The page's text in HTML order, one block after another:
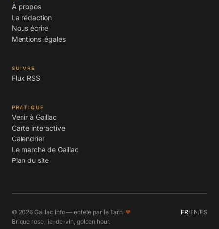
À propos
La rédaction
Nous écrire
Mentions légales
SUIVRE
Flux RSS
PRATIQUE
Venir à Gaillac
Carte interactive
Calendrier
Le marché de Gaillac
Plan du site
© 2026 Gaillac Info — entêté par le Tarn FR/EN/ES
Brique rose, lie-de-vin, golden hour.